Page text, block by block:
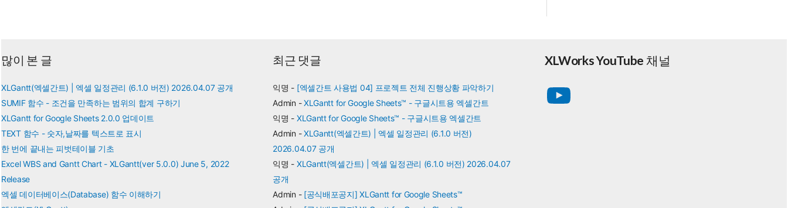
많이 본 글
XLGantt(엑셀간트) | 엑셀 일정관리 (6.1.0 버전) 2026.04.07 공개
SUMIF 함수 - 조건을 만족하는 범위의 합계 구하기
XLGantt for Google Sheets 2.0.0 업데이트
TEXT 함수 - 숫자,날짜를 텍스트로 표시
한 번에 끝내는 피벗테이블 기초
Excel WBS and Gantt Chart - XLGantt(ver 5.0.0) June 5, 2022
Release
엑셀 데이터베이스(Database) 함수 이해하기
최근 댓글
익명 - [엑셀간트 사용법 04] 프로젝트 전체 진행상황 파악하기
Admin -XLGantt for Google Sheets™ - 구글시트용 엑셀간트
익명 - XLGantt for Google Sheets™ - 구글시트용 엑셀간트
Admin -XLGantt(엑셀간트) | 엑셀 일정관리 (6.1.0 버전)
2026.04.07 공개
익명 - XLGantt(엑셀간트) | 엑셀 일정관리 (6.1.0 버전) 2026.04.07
공개
Admin - [공식배포공지] XLGantt for Google Sheets™
XLWorks YouTube 채널
YouTube